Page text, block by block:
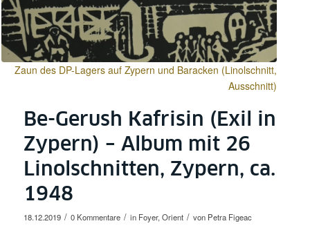
Zaun des DP-Lagers auf Zypern und Baracken (Linolschnitt,
Ausschnitt)
Be-Gerush Kafrisin (Exil in
Zypern) – Album mit 26
Linolschnitten, Zypern, ca.
1948
18.12.2019 / 0 Kommentare / in Foyer, Orient / von Petra Figeac